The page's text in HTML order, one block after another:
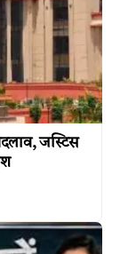
जस्टिस